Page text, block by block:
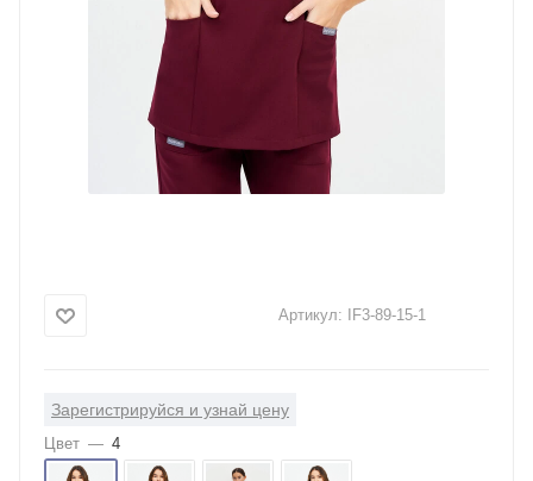
Артикул: IF3-89-15-1
Зарегистрируйся и узнай цену
Цвет — 4